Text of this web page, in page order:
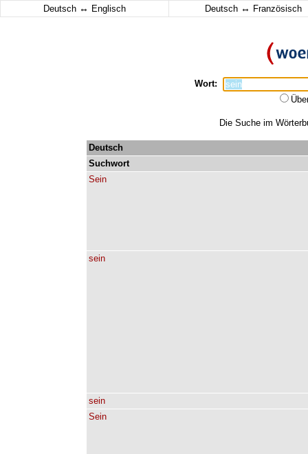
Deutsch ↔ Englisch Deutsch ↔ Französisch
Wort:
Die Suche im
Deutsch
Suchwort
Sein
sein
sein
Sein